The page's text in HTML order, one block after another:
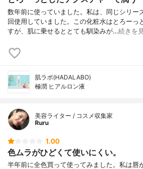
数年前に使っていました。私は、同じシリー
回使用していました。この化粧水はとろーっ
すが、肌に乗せるととても馴染みが…続きを
肌ラボ(HADALABO)
極潤 ヒアルロン液
美容ライター / コスメ収集家
Ruru
1.00
色ムラがひどくて使いにくい。
半年前に全色買って使ってみました。私は唇